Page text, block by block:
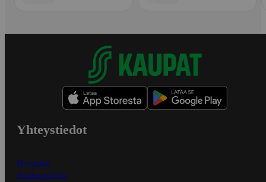
Yhteystiedot
Myymälät
Asiakaspalvelu